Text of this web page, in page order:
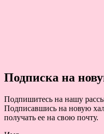
Подписка на
Подпишитесь на нашу
Подписавшись на новую
получать ее на свою почту.